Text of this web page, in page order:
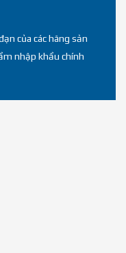
của các hãng sản
nhập khẩu chính